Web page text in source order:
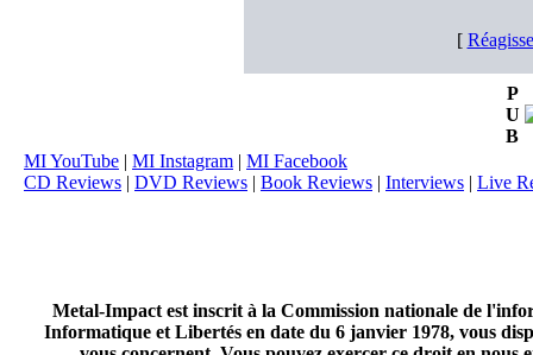
[
P
U
B
MI YouTube | MI Instagram | MI Facebook
CD Reviews | DVD Reviews | Book Reviews | Interviews | Live
Metal-Impact est inscrit à la Commission nationale de
Informatique et Libertés en date du 6 janvier 1978, vous